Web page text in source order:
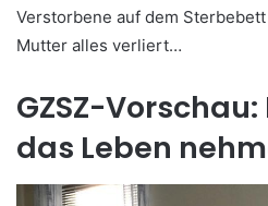
Verstorbene auf dem
Mutter alles verliert…
GZSZ-
das Leben